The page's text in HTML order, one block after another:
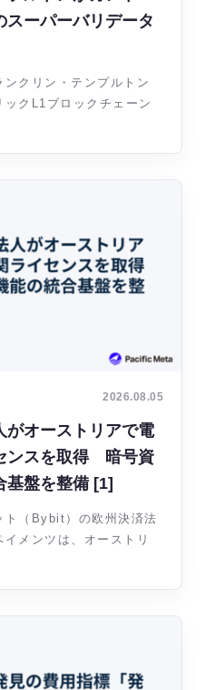
スーパーバリデータ
クリン・テンプルトン
クL1ブロックチェーン
2026.08.05
がオーストリアで電
ンスを取得 暗号資
基盤を整備 [1]
ト（Bybit）の欧州決済法
メンツは、オーストリ